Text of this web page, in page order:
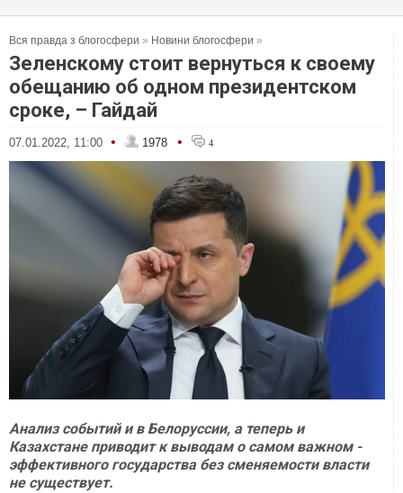
Вся правда з блогосфери » Новини блогосфери »
Зеленскому стоит вернуться к своему
обещанию об одном президентском
сроке, – Гайдай
07.01.2022, 11:00 • 1978 • 4
Анализ событий и в Белоруссии, а теперь и
Казахстане приводит к выводам о самом важном -
эффективного государства без сменяемости власти
не существует.